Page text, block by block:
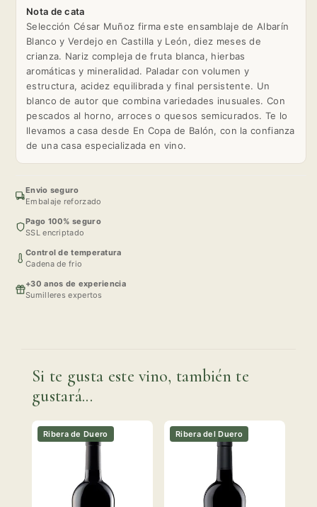
Nota de cata
Selección César Muñoz firma este ensamblaje de Albarín
Blanco y Verdejo en Castilla y León, diez meses de
crianza. Nariz compleja de fruta blanca, hierbas
aromáticas y mineralidad. Paladar con volumen y
estructura, acidez equilibrada y final persistente. Un
blanco de autor que combina variedades inusuales. Con
pescados al horno, arroces o quesos semicurados. Te lo
llevamos a casa desde En Copa de Balón, con la confianza
de una casa especializada en vino.
Envio seguro
Embalaje reforzado
Pago 100% seguro
SSL encriptado
Control de temperatura
Cadena de frio
+30 anos de experiencia
Sumilleres expertos
Si te gusta este vino, también te
gustará...
Ribera de Duero Ribera del Duero